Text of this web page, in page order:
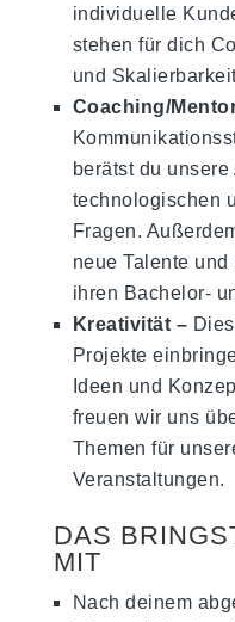
individuelle
stehen für dich
und
Coaching/
berätst du
technologischen
Fragen.
neue Talente
ihren Bachelor-
Kreativität –
Projekte
Ideen und
freuen wir uns
Themen für
Veranstaltungen.
DAS
MIT
Nach deinem